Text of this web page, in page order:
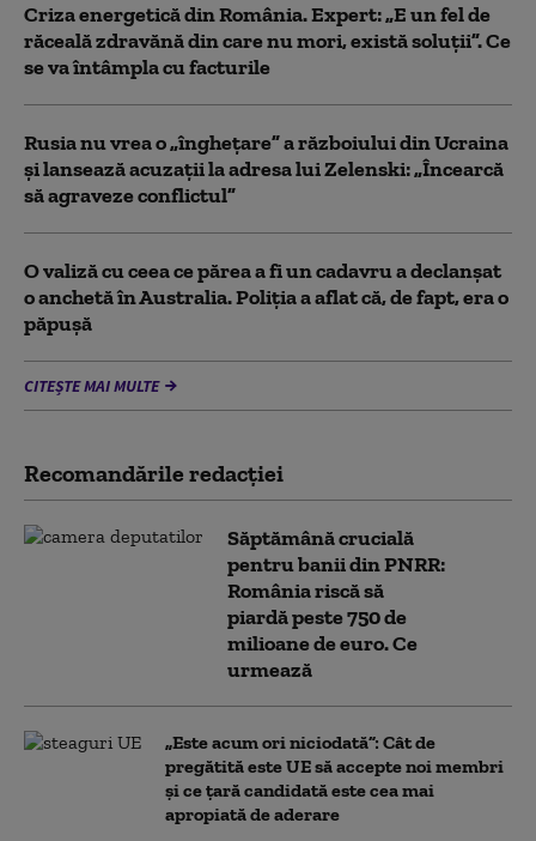
Criza energetică din România. Expert: „E un fel de
răceală zdravănă din care nu mori, există soluții”. Ce
se va întâmpla cu facturile
Rusia nu vrea o „înghețare” a războiului din Ucraina
și lansează acuzații la adresa lui Zelenski: „Încearcă
să agraveze conflictul”
O valiză cu ceea ce părea a fi un cadavru a declanșat
o anchetă în Australia. Poliția a aflat că, de fapt, era o
păpușă
CITEȘTE MAI MULTE
Recomandările redacţiei
Săptămână crucială
pentru banii din PNRR:
România riscă să
piardă peste 750 de
milioane de euro. Ce
urmează
„Este acum ori niciodată”: Cât de
pregătită este UE să accepte noi membri
și ce țară candidată este cea mai
apropiată de aderare